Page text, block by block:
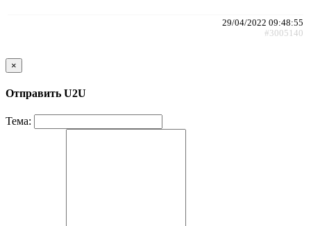
29/04/2022 09:48:55
#3005140
×
Отправить U2U
Тема: